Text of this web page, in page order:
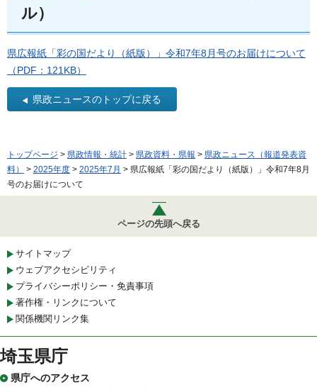
ル）
県広報紙「彩の国だより（紙版）」令和7年8月号のお届けについて
（PDF：121KB）
県政ニュースのトップに戻る
トップページ > 県政情報・統計 > 県政資料・県報 > 県政ニュース（報道発表資
料）
> 2025年度 > 2025年7月 > 県広報紙「彩の国だより（紙版）」令和7年8月
号のお届けについて
ページの先頭へ戻る
サイトマップ
ウェブアクセシビリティ
プライバシーポリシー・免責事項
著作権・リンクについて
関係機関リンク集
埼玉県庁
県庁へのアクセス